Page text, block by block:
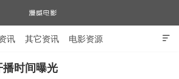

讯 其它资讯 电影资源
播时间曝光